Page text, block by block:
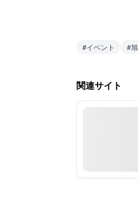
#イベント #
関連サイト